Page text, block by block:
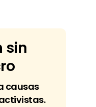
sin
causas